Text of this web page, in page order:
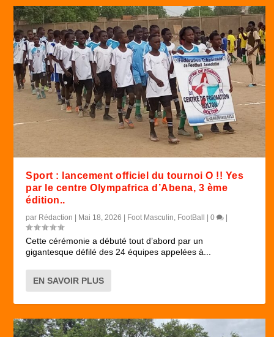
Sport : lancement officiel du tournoi O !! Yes
par le centre Olympafrica d’Abena, 3 ème
édition..
par Rédaction | Mai 18, 2026 | Foot Masculin FootBall |0 |
Cette cérémonie a débuté tout d’abord par un
gigantesque défilé des 24 équipes appelées à...
EN SAVOIR PLUS